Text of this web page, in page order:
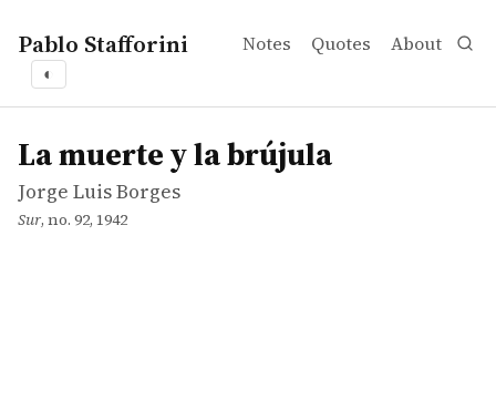
Pablo Stafforini Notes Quotes About
◐
works
Jorge Luis Borges
La muerte y la brújula
article
La muerte y la brújula
Jorge Luis Borges
Sur, no. 92, 1942